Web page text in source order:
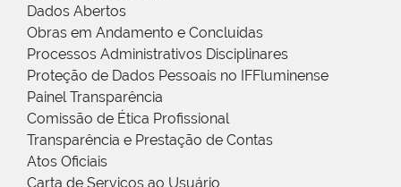
Dados Abertos
Obras em Andamento e Concluídas
Processos Administrativos Disciplinares
Proteção de Dados Pessoais no IFFluminense
Painel Transparência
Comissão de Ética Profissional
Transparência e Prestação de Contas
Atos Oficiais
Carta de Serviços ao Usuário